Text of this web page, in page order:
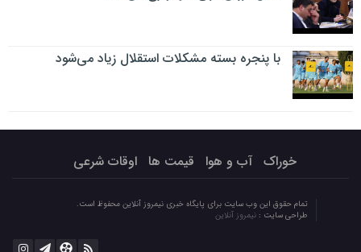
با پنجره بسته مشکلات استقلال زیاد می‌شود
خوراک آب و هوا قیمت ها اوقات شرعی
تمام حقوق این وب سایت برای پایگاه خبری نیمروز آنلاین محفوظ است.
طراحی سایت : نیمروز آنلاین